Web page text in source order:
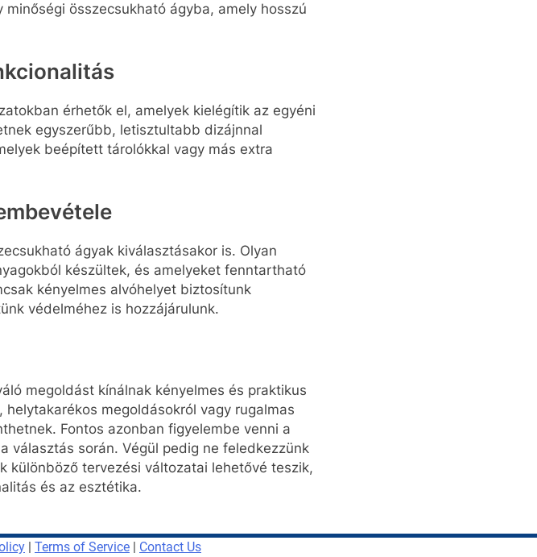
összecsukható ágyba, amely hosszú
érhetők el, amelyek kielégítik az egyéni
egyszerűbb, letisztultabb dizájnnal
beépített tárolókkal vagy más extra
ágyak kiválasztásakor is. Olyan
készültek, és amelyeket fenntartható
kényelmes alvóhelyet biztosítunk
védelméhez is hozzájárulunk.
megoldást kínálnak kényelmes és praktikus
megoldásokról vagy rugalmas
Fontos azonban figyelembe venni a
választás során. Végül pedig ne feledkezzünk
különböző tervezési változatai lehetővé teszik,
és az esztétika.
| Terms of Service | Contact Us